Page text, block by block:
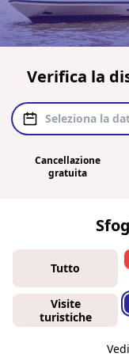
Verifica la
Cancellazione
gratuita
Tutto
Visite
turistiche